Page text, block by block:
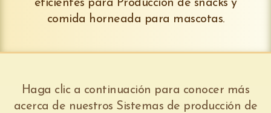
eficientes para Producción de snacks y
comida horneada para mascotas.
Haga clic a continuación para conocer más
acerca de nuestros Sistemas de producción de